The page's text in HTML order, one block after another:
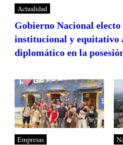
Actualidad
Gobierno Nacional
institucional y equitativo
diplomático en la
Empresas